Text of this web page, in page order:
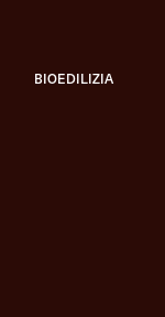
BIOEDILIZIA